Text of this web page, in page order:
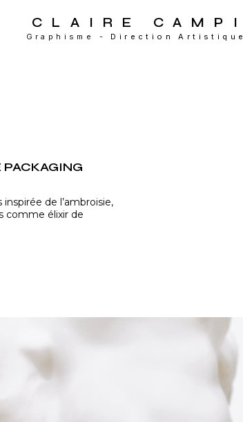
CLAIRE CAMP I
Graphisme - Direction Artistique
PACKAGING
de l’ambroisie,
comme élixir de